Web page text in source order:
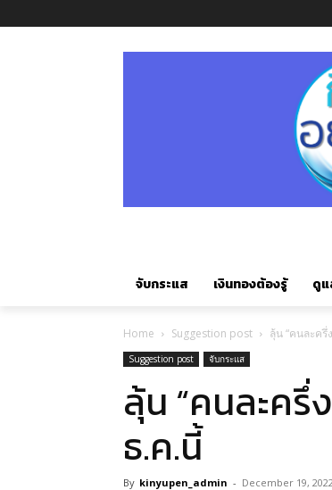
จับกระแส เงินทองต้องรู้ ดูแ
Home Suggestion post ลุ้น “คนละครึ่
Suggestion post จับกระแส
ลุ้น “คนละครึ่
ธ.ค.นี้
By kinyupen_admin - December 19, 2022